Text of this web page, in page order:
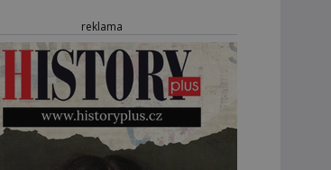
reklama